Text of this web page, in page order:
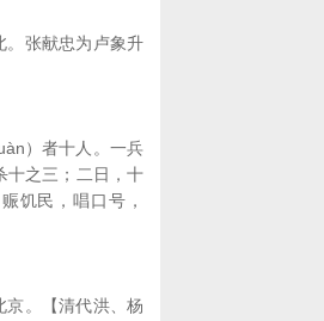
。张献忠为卢象升
）者十人。一兵
十之三；二日，十
饥民，唱口号，
京。【清代洪、杨